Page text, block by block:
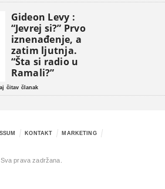
Gideon Levy :
“Jevrej si?” Prvo
iznenađenje, a
zatim ljutnja.
“Šta si radio u
Ramali?”
čitav članak
KONTAKT
MARKETING
. Sva prava zadržana.